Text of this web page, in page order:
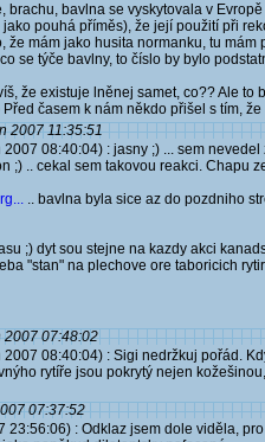
brachu, bavlna se vyskytovala v
jako pouhá příměs), že její použití při
že mám jako husita normanku, tu
se týče bavlny, to číslo by bylo
že existuje lněnej samet, co?? Ale
časem k nám někdo přišel s tím,
2007 11:35:51
08:40:04) : jasny ;) ... sem
;) .. cekal sem takovou reakci. Chapu
.. bavlna byla sice az do pozdniho
;) dyt sou stejne na kazdy akci
"stan" na plechove ore taboricich
2007 07:48:02
08:40:04) : Sigi nedržkuj pořád.
rytíře jsou pokrytý nejen
07:37:52
23:56:06) : Odklaz jsem dole viděla,